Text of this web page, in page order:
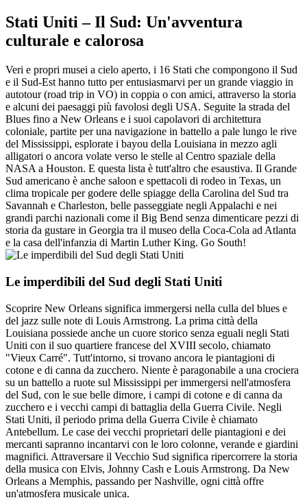
Stati Uniti – Il Sud: Un'avventura
culturale e calorosa
Veri e propri musei a cielo aperto, i 16 Stati che compongono il Sud
e il Sud-Est hanno tutto per entusiasmarvi per un grande viaggio in
autotour (road trip in VO) in coppia o con amici, attraverso la storia
e alcuni dei paesaggi più favolosi degli USA. Seguite la strada del
Blues fino a New Orleans e i suoi capolavori di architettura
coloniale, partite per una navigazione in battello a pale lungo le rive
del Mississippi, esplorate i bayou della Louisiana in mezzo agli
alligatori o ancora volate verso le stelle al Centro spaziale della
NASA a Houston. E questa lista è tutt'altro che esaustiva. Il Grande
Sud americano è anche saloon e spettacoli di rodeo in Texas, un
clima tropicale per godere delle spiagge della Carolina del Sud tra
Savannah e Charleston, belle passeggiate negli Appalachi e nei
grandi parchi nazionali come il Big Bend senza dimenticare pezzi di
storia da gustare in Georgia tra il museo della Coca-Cola ad Atlanta
e la casa dell'infanzia di Martin Luther King. Go South!
Le imperdibili del Sud degli Stati Uniti
Scoprire New Orleans significa immergersi nella culla del blues e
del jazz sulle note di Louis Armstrong. La prima città della
Louisiana possiede anche un cuore storico senza eguali negli Stati
Uniti con il suo quartiere francese del XVIII secolo, chiamato
"Vieux Carré". Tutt'intorno, si trovano ancora le piantagioni di
cotone e di canna da zucchero. Niente è paragonabile a una crociera
su un battello a ruote sul Mississippi per immergersi nell'atmosfera
del Sud, con le sue belle dimore, i campi di cotone e di canna da
zucchero e i vecchi campi di battaglia della Guerra Civile. Negli
Stati Uniti, il periodo prima della Guerra Civile è chiamato
Antebellum. Le case dei vecchi proprietari delle piantagioni e dei
mercanti sapranno incantarvi con le loro colonne, verande e giardini
magnifici. Attraversare il Vecchio Sud significa ripercorrere la storia
della musica con Elvis, Johnny Cash e Louis Armstrong. Da New
Orleans a Memphis, passando per Nashville, ogni città offre
un'atmosfera musicale unica.